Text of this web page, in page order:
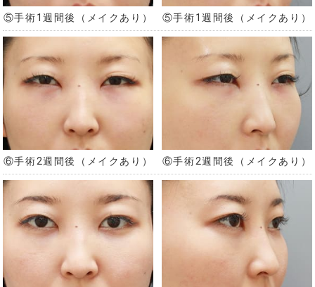
⑤手術1週間後（メイクあり） ⑤手術1週間後（メイクあり）
⑥手術2週間後（メイクあり） ⑥手術2週間後（メイクあり）